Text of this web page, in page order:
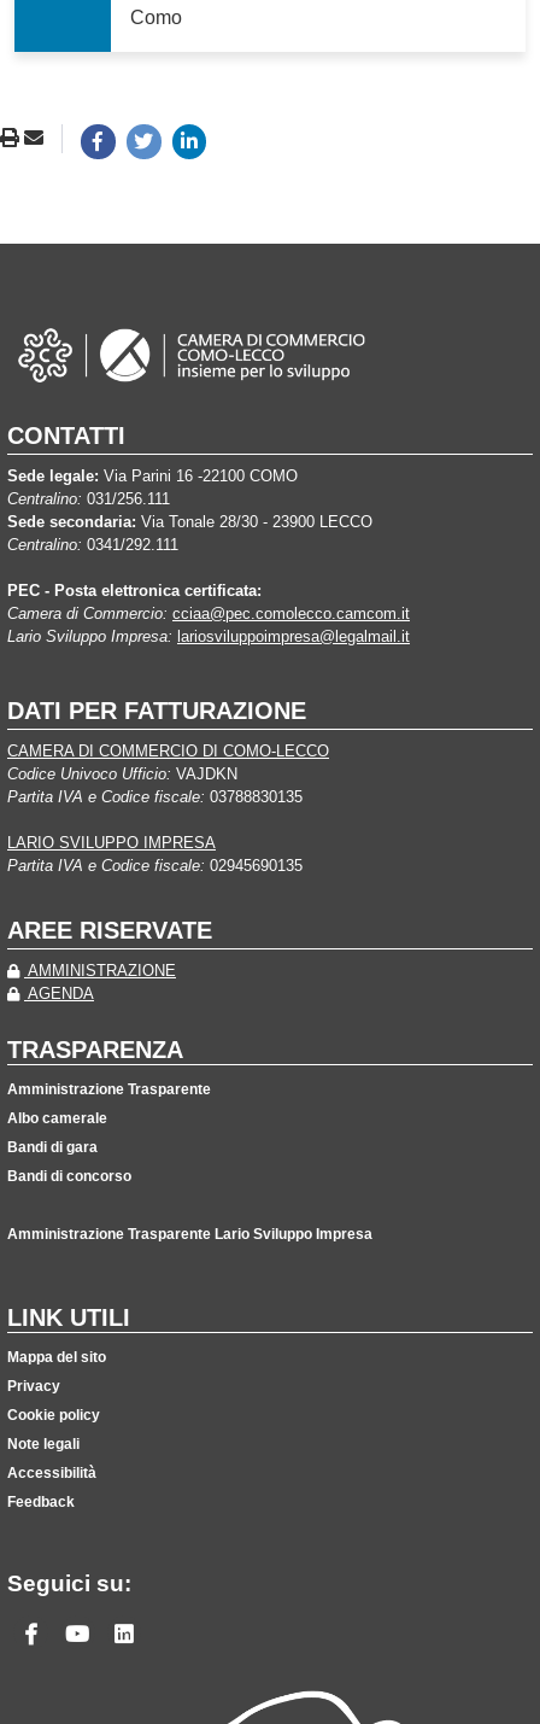
Como
CONTATTI
Sede legale: Via Parini 16 -22100 COMO
Centralino: 031/256.111
Sede secondaria: Via Tonale 28/30 - 23900 LECCO
Centralino: 0341/292.111
PEC - Posta elettronica certificata:
Camera di Commercio: cciaa@pec.comolecco.camcom.it
Lario Sviluppo Impresa: lariosviluppoimpresa@legalmail.it
DATI PER FATTURAZIONE
CAMERA DI COMMERCIO DI COMO-LECCO
Codice Univoco Ufficio: VAJDKN
Partita IVA e Codice fiscale: 03788830135
LARIO SVILUPPO IMPRESA
Partita IVA e Codice fiscale: 02945690135
AREE RISERVATE
AMMINISTRAZIONE
AGENDA
TRASPARENZA
Amministrazione Trasparente
Albo camerale
Bandi di gara
Bandi di concorso
Amministrazione Trasparente Lario Sviluppo Impresa
LINK UTILI
Mappa del sito
Privacy
Cookie policy
Note legali
Accessibilità
Feedback
Seguici su:
Facebook
Youtube